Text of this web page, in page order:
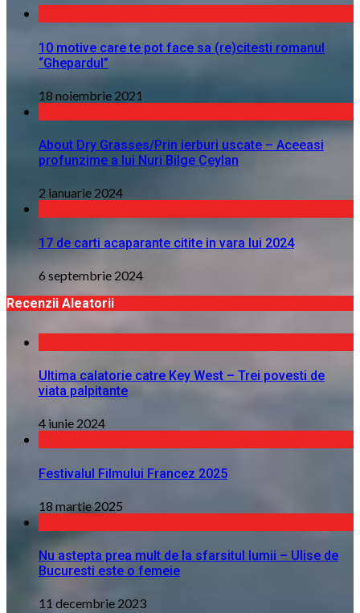
10 motive care te pot face sa (re)citesti romanul
“Ghepardul”
18 noiembrie 2021
About Dry Grasses/Prin ierburi uscate – Aceeasi
profunzime a lui Nuri Bilge Ceylan
2 ianuarie 2024
17 de carti acaparante citite in vara lui 2024
6 septembrie 2024
Recenzii Aleatorii
Ultima calatorie catre Key West – Trei povesti de
viata palpitante
4 iunie 2024
Festivalul Filmului Francez 2025
18 martie 2025
Nu astepta prea mult de la sfarsitul lumii – Ulise de
Bucuresti este o femeie
11 decembrie 2023